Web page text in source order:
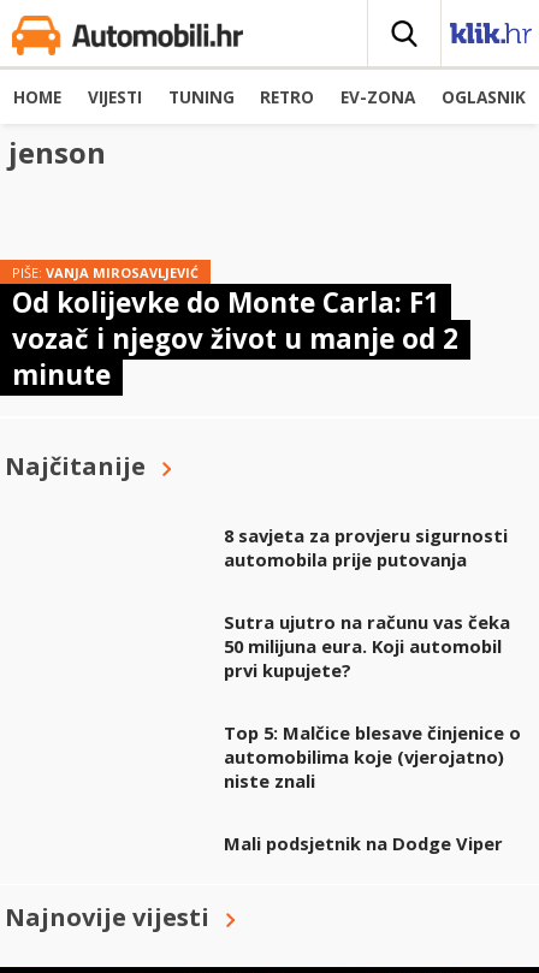
HOME VIJESTI TUNING RETRO EV-ZONA OGLASNIK
jenson
PIŠE: VANJA MIROSAVLJEVIĆ
Od kolijevke do Monte Carla: F1
vozač i njegov život u manje od 2
minute
Najčitanije
8 savjeta za provjeru sigurnosti
automobila prije putovanja
Sutra ujutro na računu vas čeka
50 milijuna eura. Koji automobil
prvi kupujete?
Top 5: Malčice blesave činjenice o
automobilima koje (vjerojatno)
niste znali
Mali podsjetnik na Dodge Viper
Najnovije vijesti